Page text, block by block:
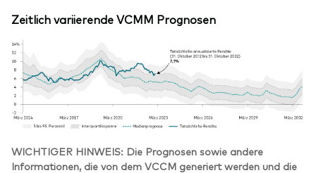
Zeitlich variierende VCMM Prognosen
WICHTIGER HINWEIS: Die Prognosen sowie andere
Informationen, die von dem VCCM generiert werden und die